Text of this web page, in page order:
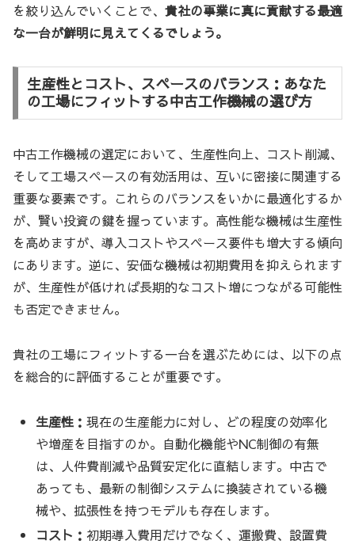
を絞り込んでいくことで、 貴社の事業に真に貢献する最適
な一台が鮮明に見えてくるでしょう。
生産性とコスト、スペースのバランス：あなた
の工場にフィットする中古工作機械の選び方
中古工作機械の選定において、生産性向上、コスト削減、
そして工場スペースの有効活用は、互いに密接に関連する
重要な要素です。これらのバランスをいかに最適化するか
が、賢い投資の鍵を握っています。高性能な機械は生産性
を高めますが、導入コストやスペース要件も増大する傾向
にあります。逆に、安価な機械は初期費用を抑えられます
が、生産性が低ければ長期的なコスト増につながる可能性
も否定できません。
貴社の工場にフィットする一台を選ぶためには、以下の点
を総合的に評価することが重要です。
生産性：現在の生産能力に対し、どの程度の効率化
や増産を目指すのか。自動化機能やNC制御の有無
は、人件費削減や品質安定化に直結します。中古で
あっても、最新の制御システムに換装されている機
械や、拡張性を持つモデルも存在します。
コスト：初期導入費用だけでなく、運搬費、設置費